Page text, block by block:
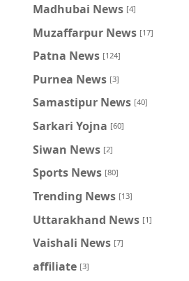
Madhubai News [4]
Muzaffarpur News [17]
Patna News [124]
Purnea News [3]
Samastipur News [40]
Sarkari Yojna [60]
Siwan News [2]
Sports News [80]
Trending News [13]
Uttarakhand News [1]
Vaishali News [7]
affiliate [3]